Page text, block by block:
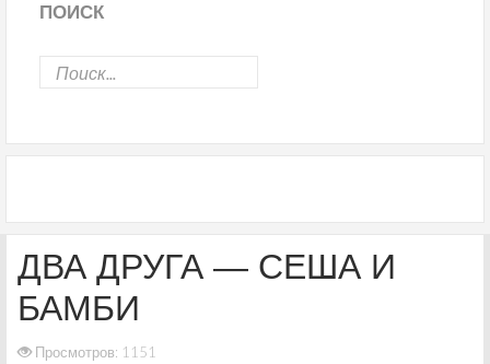
ПОИСК
ДВА ДРУГА — СЕША И
БАМБИ
Просмотров: 1151